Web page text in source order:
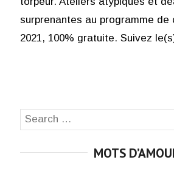
surprenantes au programme
2021, 100% gratuite. Suivez
Search
MOTS